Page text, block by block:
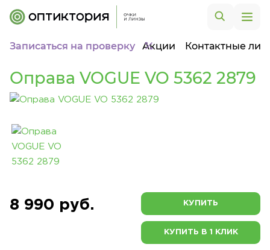
Записаться на проверку Акции Контактные
Оправа VOGUE VO 5362 2879
8 990 руб. КУПИТЬ
КУПИТЬ В 1 КЛИК